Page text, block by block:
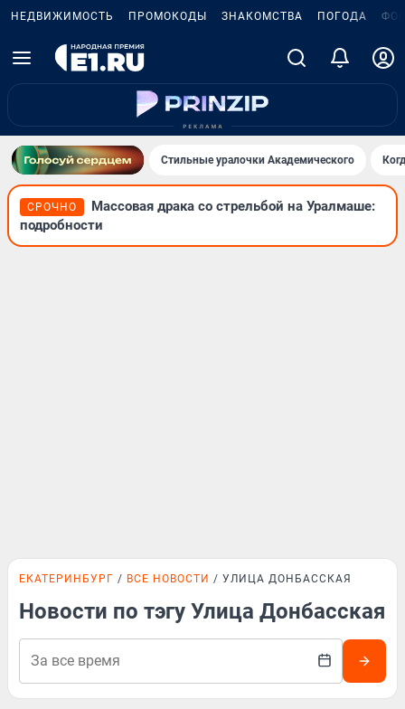
НЕДВИЖИМОСТЬ ПРОМОКОДЫ ЗНАКОМСТВА ПОГОДА
Стильные уралочки Академического
СРОЧНО
Массовая драка со стрельбой на Уралмаше:
подробности
ЕКАТЕРИНБУРГ ВСЕ НОВОСТИ УЛИЦА ДОНБАССКАЯ
Новости по тэгу Улица Донбасская